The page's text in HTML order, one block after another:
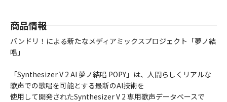
商品情報
バンドリ！による新たなメディアミックスプロジェクト「夢ノ結
唱」
「Synthesizer V 2 AI 夢ノ結唱 POPY」は、人間らしくリアルな
歌声での歌唱を可能とする最新のAI技術を
使用して開発されたSynthesizer V 2 専用歌声データベースで